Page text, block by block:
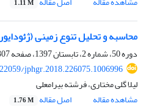
1.11 M
محاسبه و تحلیل تنوع زمینی
دوره 50، شماره 2، تابستان 1397، صفحه
322
jphgr.2018.226075.1006996
لیلا گلی مختاری، فرشته بیرامعلی
مشاهده مقاله
اصل مقاله 1.76 M